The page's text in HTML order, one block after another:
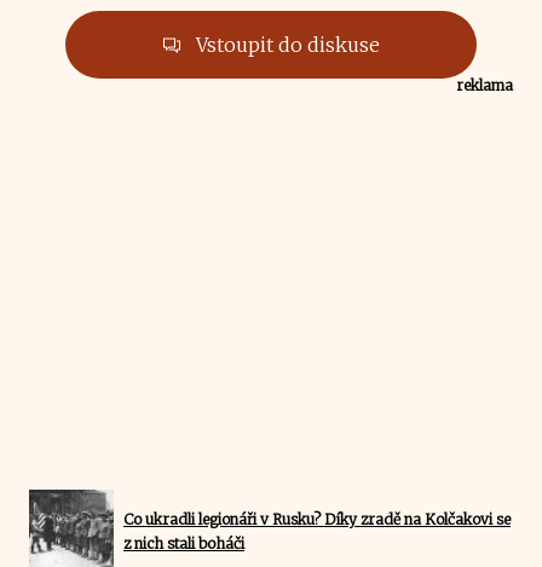
Vstoupit do diskuse
reklama
Co ukradli legionáři v Rusku? Díky zradě na Kolčakovi se
z nich stali boháči